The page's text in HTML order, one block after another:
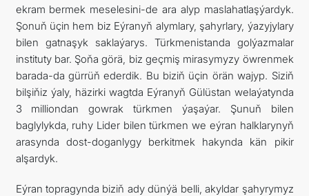
ekram bermek meselesini-de ara alyp maslahatlaşýardyk.
Şonuň üçin hem biz Eýranyň alymlary, şahyrlary, ýazyjylary
bilen gatnaşyk saklaýarys. Türkmenistanda golýazmalar
instituty bar. Şoňa görä, biz geçmiş mirasymyzy öwrenmek
barada-da gürrüň ederdik. Bu biziň üçin örän wajyp. Siziň
bilşiňiz ýaly, häzirki wagtda Eýranyň Gülüstan welaýatynda
3 milliondan gowrak türkmen ýaşaýar. Şunuň bilen
baglylykda, ruhy Lider bilen türkmen we eýran halklarynyň
arasynda dost-doganlygy berkitmek hakynda kän pikir
alşardyk.
Eýran topragynda biziň ady dünýä belli, akyldar şahyrymyz